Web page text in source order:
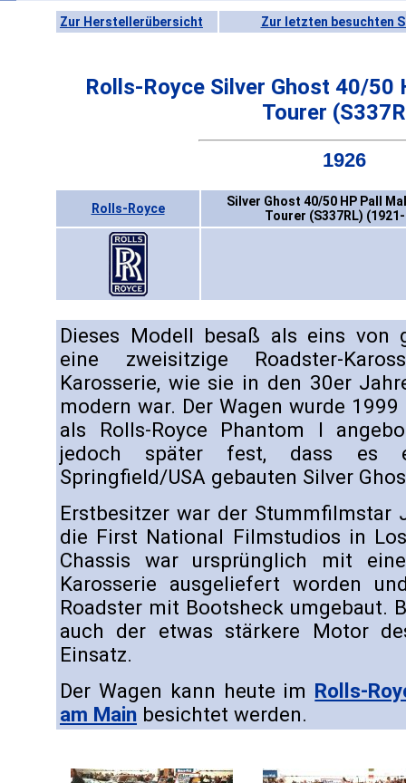
Zur Herstellerübersicht Zur letzten besuchten
Rolls-Royce Silver Ghost 40/50
Tourer
1926
Rolls-Royce
Silver Ghost 40/50 HP Pall
Tourer (S337RL)
Dieses Modell besaß als eins von
eine zweisitzige Roadster-
Karosserie, wie sie in den 30er
modern war. Der Wagen wurde
als Rolls-Royce Phantom I
jedoch später fest, dass es
Springfield/USA gebauten Silver
Erstbesitzer war der Stummfilmstar
die First National Filmstudios in
Chassis war ursprünglich mit
Karosserie ausgeliefert worden
Roadster mit Bootsheck umgebaut.
auch der etwas stärkere Motor
Einsatz.
Der Wagen kann heute im Rolls-
am Main besichtet werden.